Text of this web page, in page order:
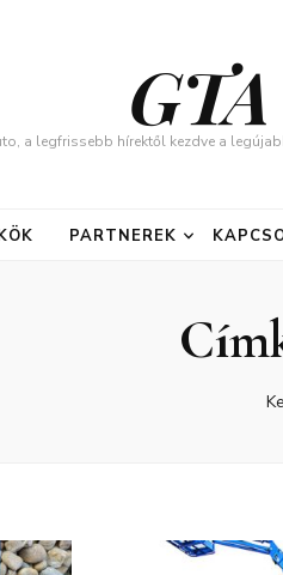
a legfrissebb hírektől kezdve a
PARTNEREK